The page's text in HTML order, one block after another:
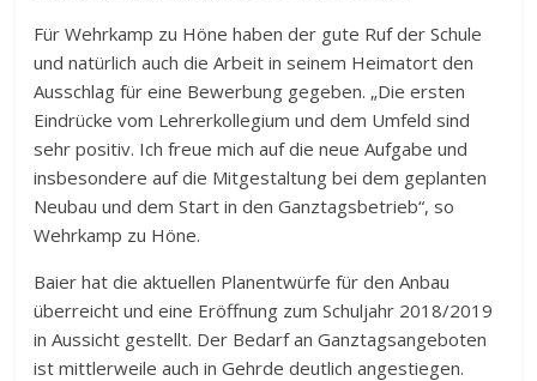
Für Wehrkamp zu Höne haben der gute Ruf der Schule
und natürlich auch die Arbeit in seinem Heimatort den
Ausschlag für eine Bewerbung gegeben. „Die ersten
Eindrücke vom Lehrerkollegium und dem Umfeld sind
sehr positiv. Ich freue mich auf die neue Aufgabe und
insbesondere auf die Mitgestaltung bei dem geplanten
Neubau und dem Start in den Ganztagsbetrieb“, so
Wehrkamp zu Höne.
Baier hat die aktuellen Planentwürfe für den Anbau
überreicht und eine Eröffnung zum Schuljahr 2018/2019
in Aussicht gestellt. Der Bedarf an Ganztagsangeboten
ist mittlerweile auch in Gehrde deutlich angestiegen.